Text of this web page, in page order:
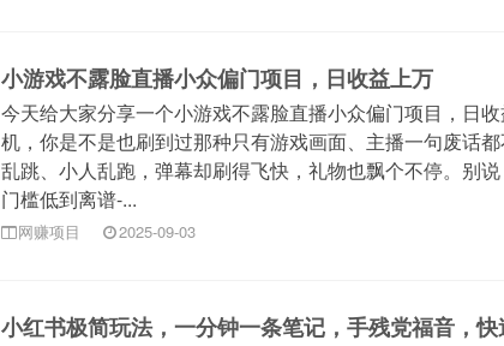
小游戏不露脸直播小众偏门项目，日收益上万
今天给大家分享一个小游戏不露脸直播小众偏门项目，日
机，你是不是也刷到过那种只有游戏画面、主播一句废话
乱跳、小人乱跑，弹幕却刷得飞快，礼物也飘个不停。别
门槛低到离谱-...
网赚项目 2025-09-03
小红书极简玩法，一分钟一条笔记，手残党福音，快